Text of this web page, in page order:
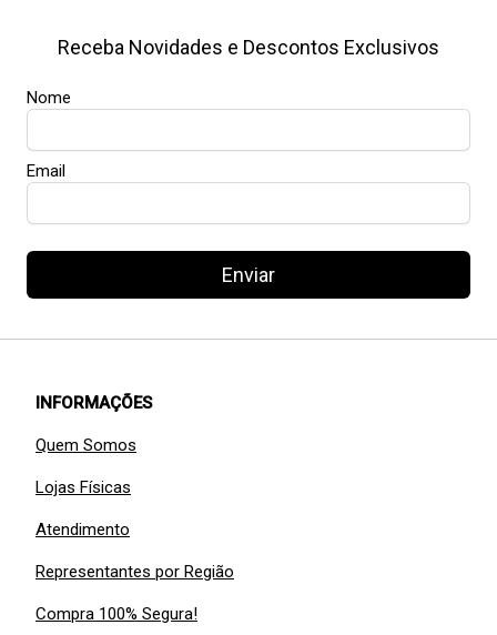
Receba Novidades e Descontos Exclusivos
Nome
Email
Enviar
INFORMAÇÕES
Quem Somos
Lojas Físicas
Atendimento
Representantes por Região
Compra 100% Segura!